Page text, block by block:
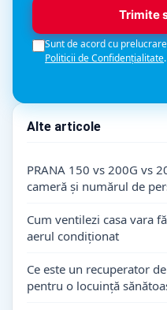
Trimite
Sunt de acord cu
Politicii de Confidențialitate.
Alte articole
PRANA 150 vs 200G vs
cameră și numărul de
Cum ventilezi casa vara
aerul condiționat
Ce este un recuperator
pentru o locuință